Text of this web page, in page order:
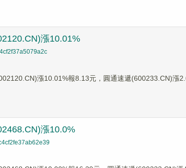
漲10.01%
漲10.01%報8.13元，圓通速遞(600233.CN)漲
漲10.0%